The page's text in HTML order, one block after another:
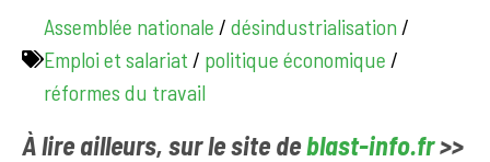
Assemblée nationale / désindustrialisation /
Emploi et salariat / politique économique /
réformes du travail
À lire ailleurs, sur le site deblast-info.fr>>